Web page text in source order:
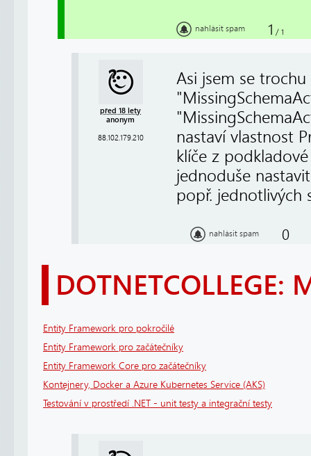
nahlásit spam 1 / 1
před 18 lety
anonym
88.102.179.210
Asi jsem se
nastaví vlastnost
klíče z
jednoduše
popř. jednotlivých
nahlásit spam 0
DOTNETCOLLEGE:
Entity Framework pro pokročilé
Entity Framework pro začátečníky
Entity Framework Core pro začátečníky
Kontejnery, Docker a Azure Kubernetes Service (AKS)
Testování v prostředí .NET - unit testy a integrační testy